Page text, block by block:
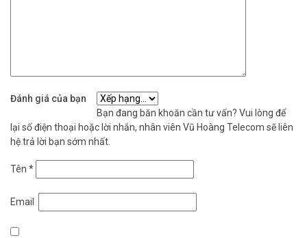
Đánh giá của bạn
Bạn đang băn khoăn cần tư vấn? Vui lòng để
lại số điện thoại hoặc lời nhắn, nhân viên Vũ Hoàng Telecom sẽ liên
hệ trả lời bạn sớm nhất.
Tên *
Email